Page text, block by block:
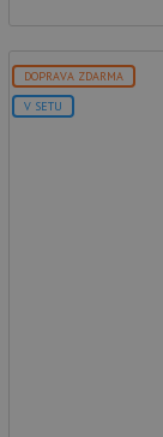
DOPRAVA ZDARMA
V SETU